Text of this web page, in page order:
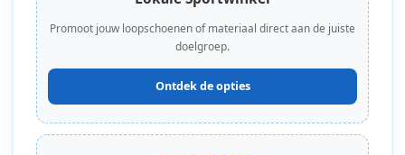
Promoot jouw loopschoenen of materiaal direct aan de juiste
doelgroep.
Ontdek de opties